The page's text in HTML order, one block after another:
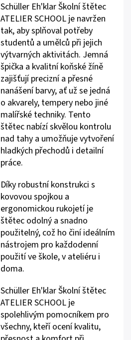
Schüller Eh'klar Školní štětec
ATELIER SCHOOL je navržen
tak, aby splňoval potřeby
studentů a umělců při jejich
výtvarných aktivitách. Jemná
špička a kvalitní koňské žíně
zajišťují precizní a přesné
nanášení barvy, ať už se jedná
o akvarely, tempery nebo jiné
malířské techniky. Tento
štětec nabízí skvělou kontrolu
nad tahy a umožňuje vytvoření
hladkých přechodů i detailní
práce.
Díky robustní konstrukci s
kovovou spojkou a
ergonomickou rukojetí je
štětec odolný a snadno
použitelný, což ho činí ideálním
nástrojem pro každodenní
použití ve škole, v ateliéru i
doma.
Schüller Eh'klar Školní štětec
ATELIER SCHOOL je
spolehlivým pomocníkem pro
všechny, kteří ocení kvalitu,